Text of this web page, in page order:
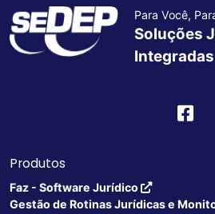
Para Você,
Soluções
Integradas
Produtos
Faz - Software Jurídico
Gestão de Rotinas Jurídicas e